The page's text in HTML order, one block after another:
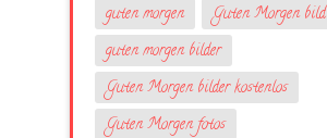
guten morgen
Guten Morgen bild
guten morgen bilder
Guten Morgen bilder kostenlos
Guten Morgen fotos